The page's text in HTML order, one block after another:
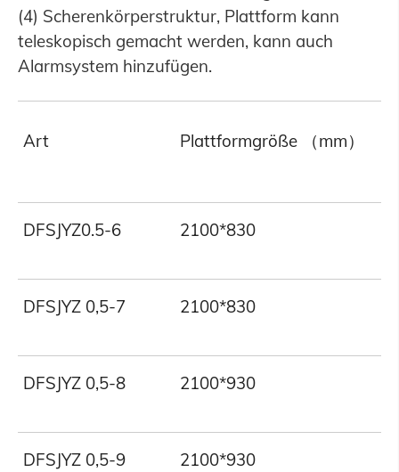
(4) Scherenkörperstruktur, Plattform kann
teleskopisch gemacht werden, kann auch
Alarmsystem hinzufügen.
Art Plattformgröße （mm）
DFSJYZ0.5-6 2100*830
DFSJYZ 0,5-7 2100*830
DFSJYZ 0,5-8 2100*930
DFSJYZ 0,5-9 2100*930